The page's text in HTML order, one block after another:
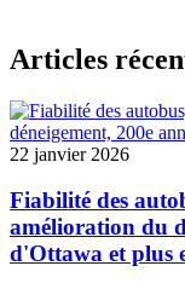
Articles
22 janvier 2026
Fiabilité des
amélioration du
d'Ottawa et plus